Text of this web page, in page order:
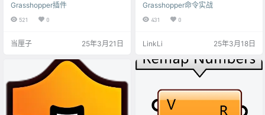
注于增强网格（Mesh）的处理能
力，适用于建筑设计、工业造型、
Grasshopper插件
521 0
当厘子 25年3月21日
的输出序列。输入参数包括定义编
织模式的索引值列表和多个数据
泛应用于数据重组、序列操作和参
案生成和复杂逻辑流程的构建，提
供灵活、可定制的数据操作支持。
Grasshopper命令实战
431 0
LinkLi 25年3月18日